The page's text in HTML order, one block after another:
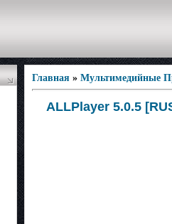
Главная » Мультимедийные
ALLPlayer 5.0.5